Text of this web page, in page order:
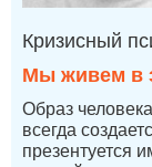
Кризисный
Мы живем в
Образ
всегда
презентуется